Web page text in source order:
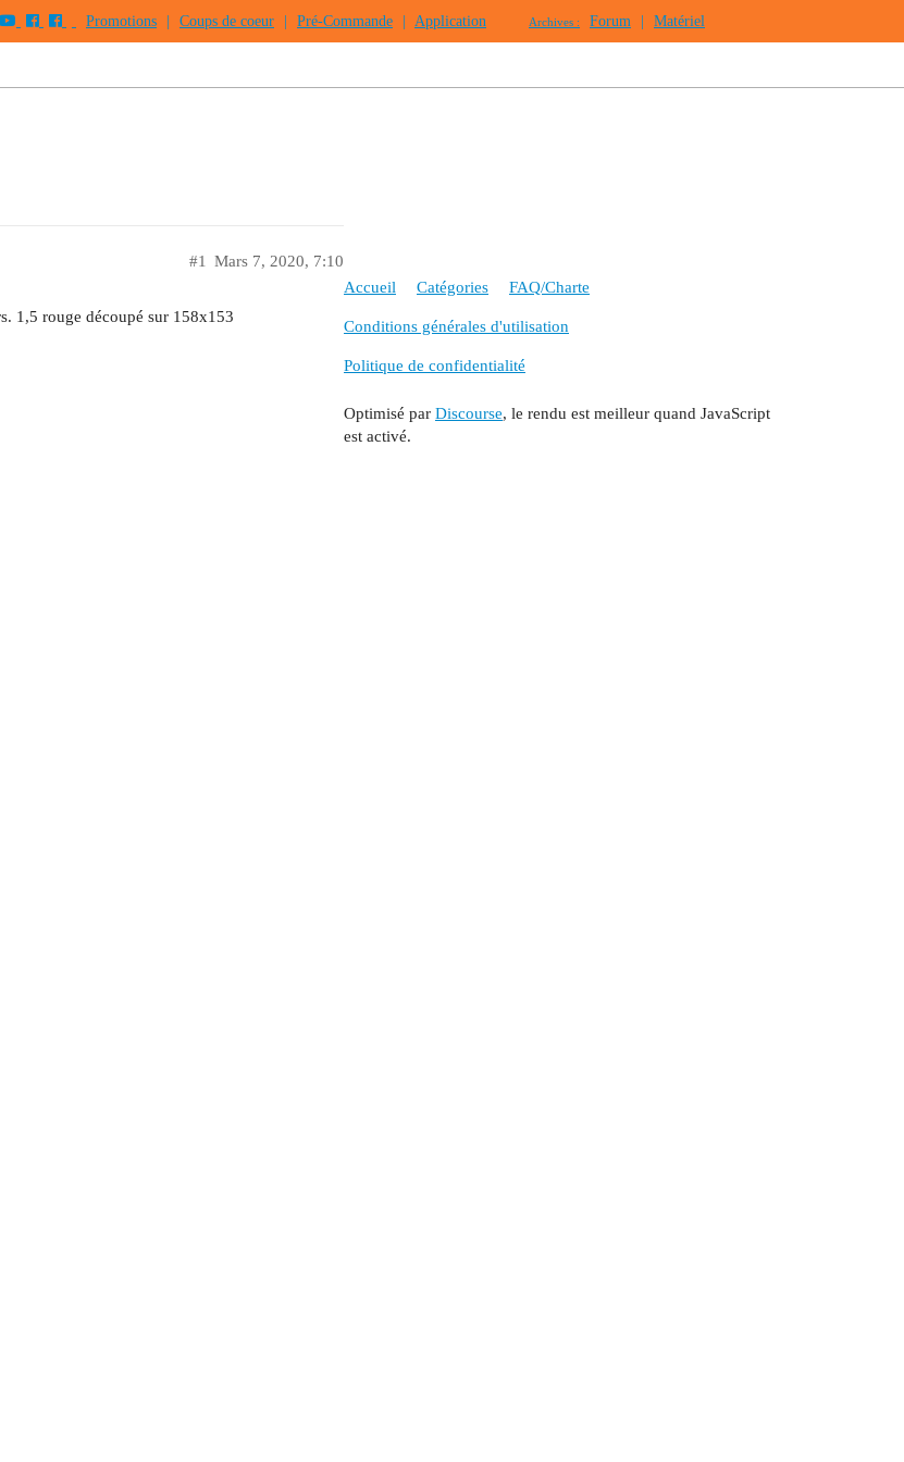
Promotions Coups de coeur Pré-Commande Application Archives : Forum Matériel
Mars 7, 2020, 7:10
#1
1,5 rouge découpé sur 158x153
Accueil Catégories FAQ/Charte
Conditions générales d'utilisation
Politique de confidentialité
Optimisé par Discourse, le rendu est meilleur quand JavaScript
est activé.